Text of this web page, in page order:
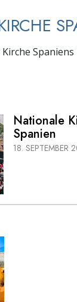
Nationale
Spanien
18. SEPTEMBER